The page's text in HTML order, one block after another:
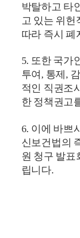
박탈하고 타
고 있는 위헌
따라 즉시 폐
5. 또한 국가
투여, 통제,
적인 직권조
한 정책권고
6. 이에 바쁘
신보건법의
원 청구 발표
립니다.